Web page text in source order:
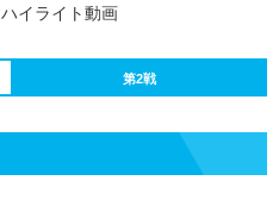
ハイライト動画
第2戦